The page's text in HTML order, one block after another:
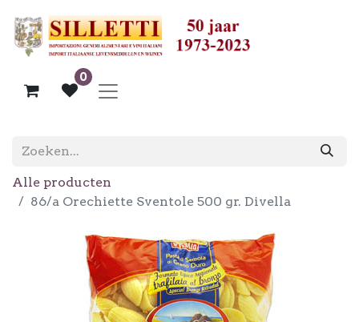
0
Alle producten
86/a Orechiette Sventole 500 gr. Divella